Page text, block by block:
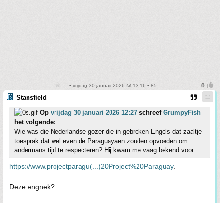
• vrijdag 30 januari 2026 @ 13:16 • 85
Stansfield
Op vrijdag 30 januari 2026 12:27 schreef GrumpyFish
het volgende:
Wie was die Nederlandse gozer die in gebroken Engels dat zaaltje
toesprak dat wel even de Paraguayaen zouden opvoeden om
andermans tijd te respecteren? Hij kwam me vaag bekend voor.
https://www.projectparagu(...)20Project%20Paraguay.
Deze engnek?